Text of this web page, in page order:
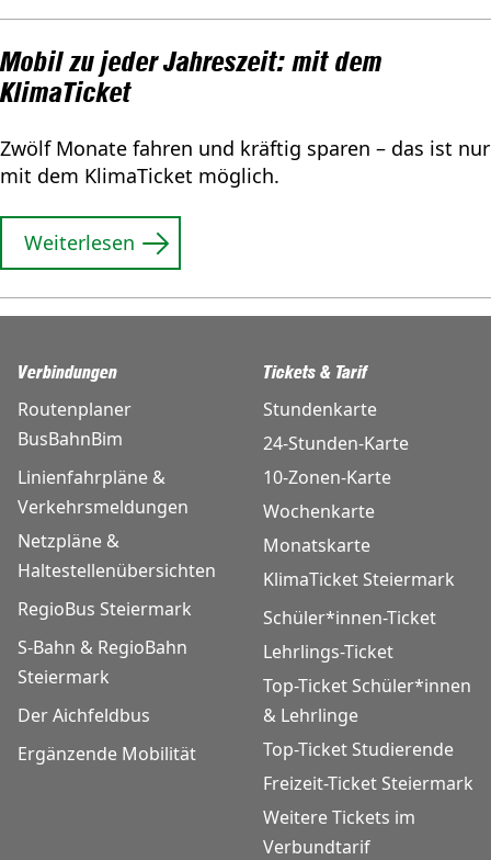
Mobil zu jeder Jahreszeit: mit dem
KlimaTicket
Zwölf Monate fahren und kräftig sparen – das ist nur
mit dem KlimaTicket möglich.
Weiterlesen
Verbindungen
Routenplaner
BusBahnBim
Linienfahrpläne &
Verkehrsmeldungen
Netzpläne &
Haltestellenübersichten
RegioBus Steiermark
S-Bahn & RegioBahn
Steiermark
Der Aichfeldbus
Ergänzende Mobilität
Tickets & Tarif
Stundenkarte
24-Stunden-Karte
10-Zonen-Karte
Wochenkarte
Monatskarte
KlimaTicket Steiermark
Schüler*innen-Ticket
Lehrlings-Ticket
Top-Ticket Schüler*innen
& Lehrlinge
Top-Ticket Studierende
Freizeit-Ticket Steiermark
Weitere Tickets im
Verbundtarif